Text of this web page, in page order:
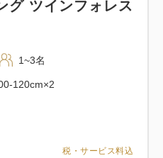
」
約制）
ートメントを ご用意し
税・サービス料込
グ ツインフォレス
1~3名
120cm×2